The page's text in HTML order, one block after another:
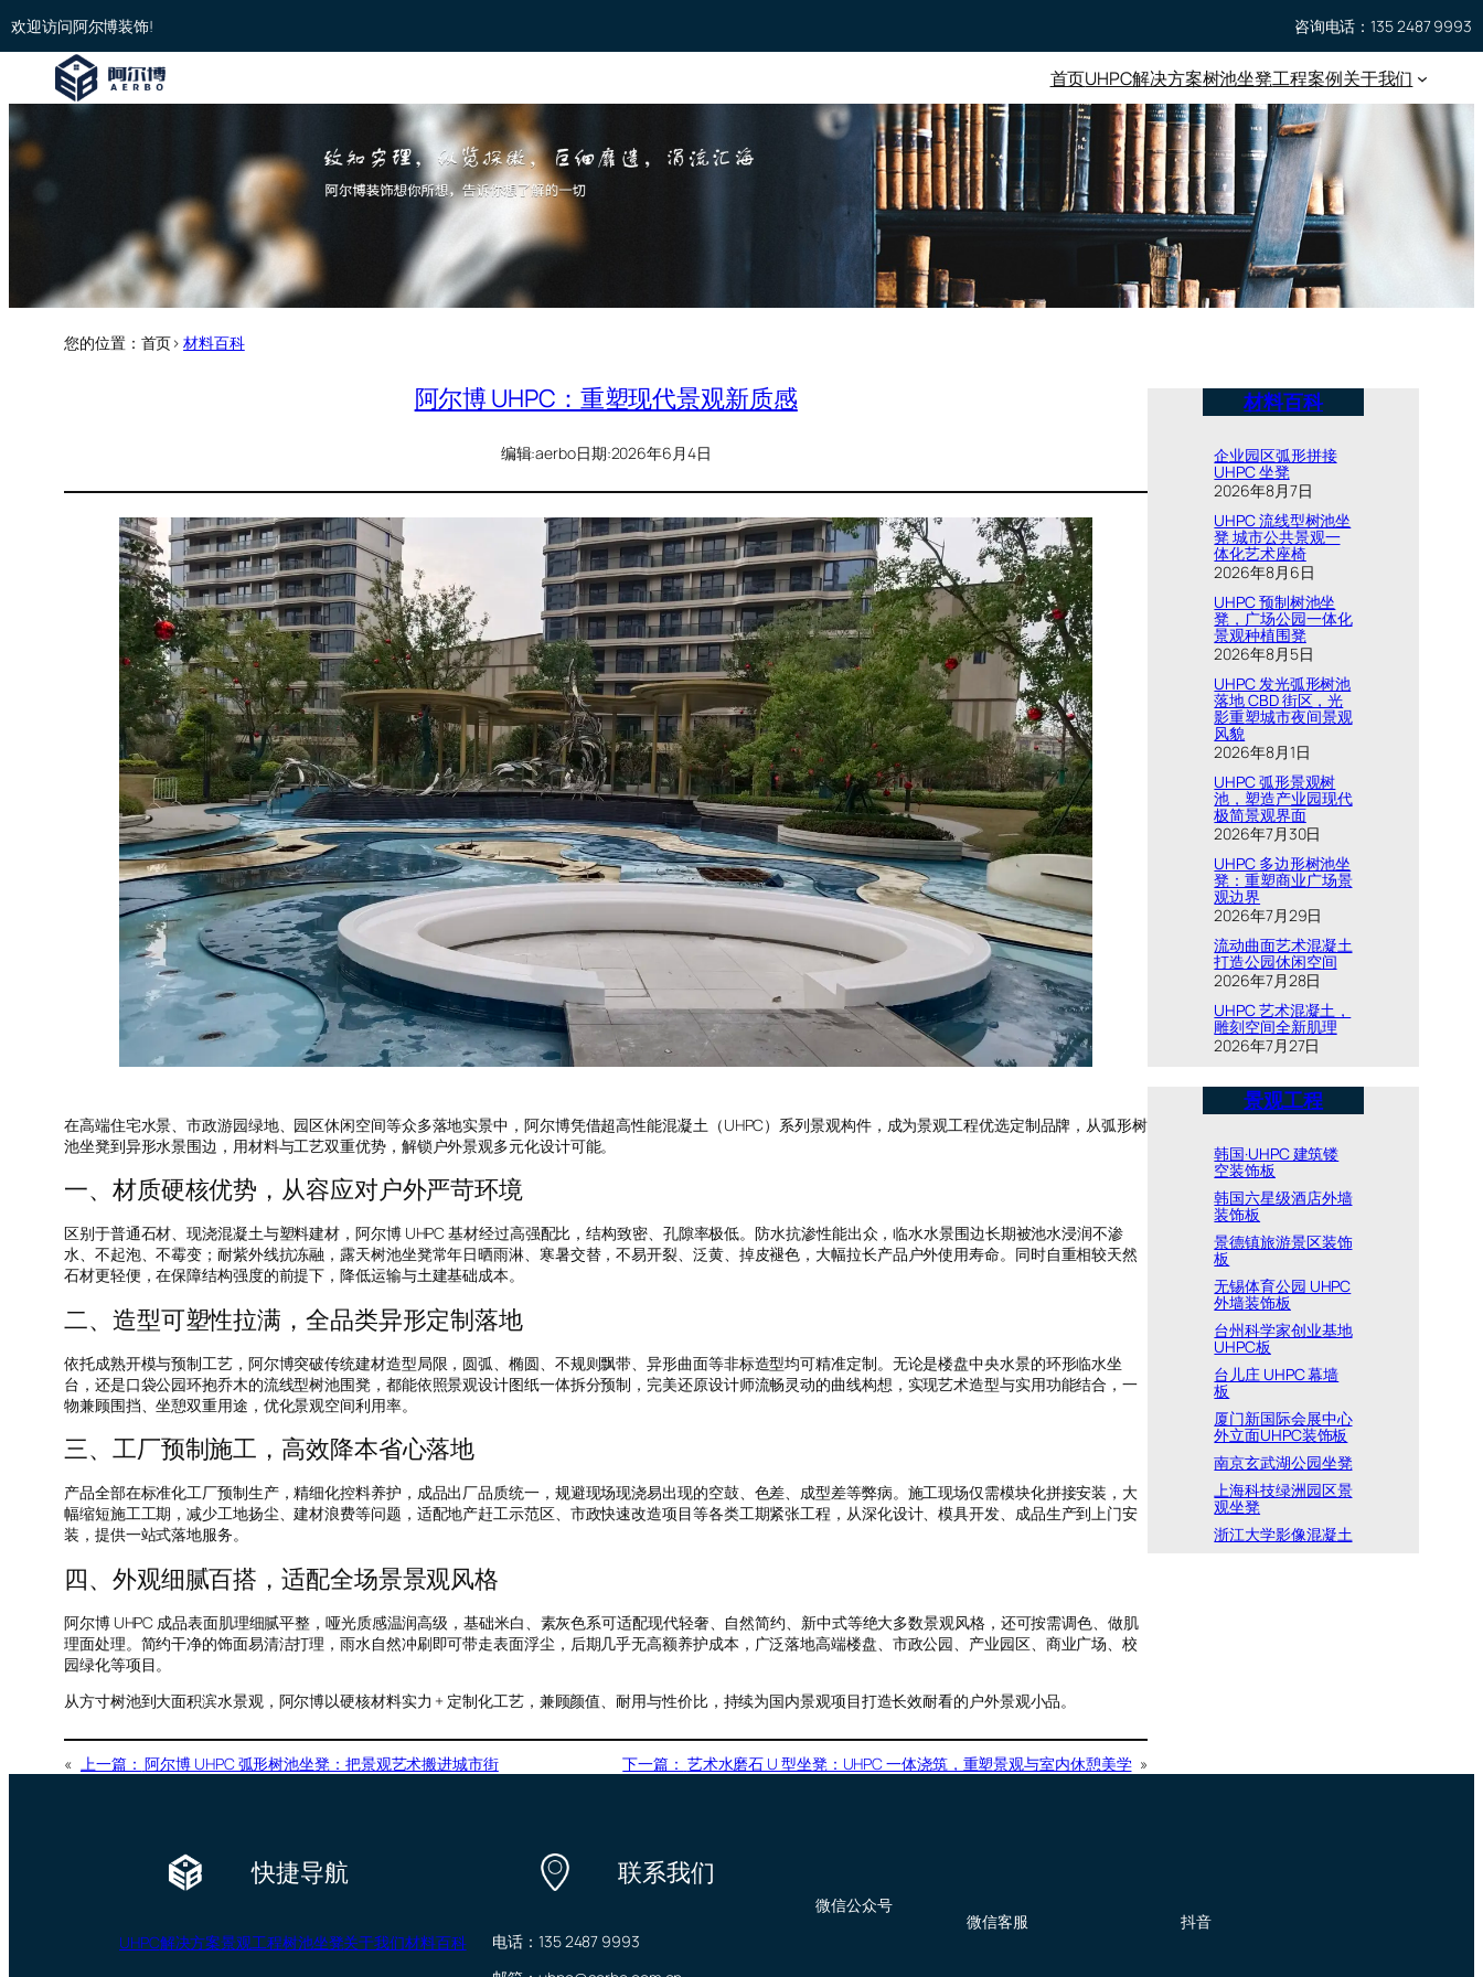
欢迎访问阿尔博装饰! 咨询电话：135 2487 9993
首页UHPC解决方案树池坐凳工程案例关于我们
您的位置：首页>材料百科
阿尔博 UHPC：重塑现代景观新质感
编辑:aerbo日期:2026年6月4日
在高端住宅水景、市政游园绿地、园区休闲空间等众多落地实景中，阿尔博凭借超高性能混凝土（UHPC）系列景观构件，成为景观工程优选定制品牌，从弧形树
池坐凳到异形水景围边，用材料与工艺双重优势，解锁户外景观多元化设计可能。
一、材质硬核优势，从容应对户外严苛环境
区别于普通石材、现浇混凝土与塑料建材，阿尔博 UHPC 基材经过高强配比，结构致密、孔隙率极低。防水抗渗性能出众，临水水景围边长期被池水浸润不渗
水、不起泡、不霉变；耐紫外线抗冻融，露天树池坐凳常年日晒雨淋、寒暑交替，不易开裂、泛黄、掉皮褪色，大幅拉长产品户外使用寿命。同时自重相较天然
石材更轻便，在保障结构强度的前提下，降低运输与土建基础成本。
二、造型可塑性拉满，全品类异形定制落地
依托成熟开模与预制工艺，阿尔博突破传统建材造型局限，圆弧、椭圆、不规则飘带、异形曲面等非标造型均可精准定制。无论是楼盘中央水景的环形临水坐
台，还是口袋公园环抱乔木的流线型树池围凳，都能依照景观设计图纸一体拆分预制，完美还原设计师流畅灵动的曲线构想，实现艺术造型与实用功能结合，一
物兼顾围挡、坐憩双重用途，优化景观空间利用率。
三、工厂预制施工，高效降本省心落地
产品全部在标准化工厂预制生产，精细化控料养护，成品出厂品质统一，规避现场现浇易出现的空鼓、色差、成型差等弊病。施工现场仅需模块化拼接安装，大
幅缩短施工工期，减少工地扬尘、建材浪费等问题，适配地产赶工示范区、市政快速改造项目等各类工期紧张工程，从深化设计、模具开发、成品生产到上门安
装，提供一站式落地服务。
四、外观细腻百搭，适配全场景景观风格
阿尔博 UHPC 成品表面肌理细腻平整，哑光质感温润高级，基础米白、素灰色系可适配现代轻奢、自然简约、新中式等绝大多数景观风格，还可按需调色、做肌
理面处理。简约干净的饰面易清洁打理，雨水自然冲刷即可带走表面浮尘，后期几乎无高额养护成本，广泛落地高端楼盘、市政公园、产业园区、商业广场、校
园绿化等项目。
从方寸树池到大面积滨水景观，阿尔博以硬核材料实力 + 定制化工艺，兼顾颜值、耐用与性价比，持续为国内景观项目打造长效耐看的户外景观小品。
« 上一篇： 阿尔博 UHPC 弧形树池坐凳：把景观艺术搬进城市街 下一篇： 艺术水磨石 U 型坐凳：UHPC 一体浇筑，重塑景观与室内休憩美学 »
材料百科
企业园区弧形拼接
UHPC 坐凳
2026年8月7日
UHPC 流线型树池坐
凳 城市公共景观一
体化艺术座椅
2026年8月6日
UHPC 预制树池坐
凳，广场公园一体化
景观种植围凳
2026年8月5日
UHPC 发光弧形树池
落地 CBD 街区，光
影重塑城市夜间景观
风貌
2026年8月1日
UHPC 弧形景观树
池，塑造产业园现代
极简景观界面
2026年7月30日
UHPC 多边形树池坐
凳：重塑商业广场景
观边界
2026年7月29日
流动曲面艺术混凝土
打造公园休闲空间
2026年7月28日
UHPC 艺术混凝土，
雕刻空间全新肌理
2026年7月27日
景观工程
韩国·UHPC 建筑镂
空装饰板
韩国六星级酒店外墙
装饰板
景德镇旅游景区装饰
板
无锡体育公园 UHPC
外墙装饰板
台州科学家创业基地
UHPC板
台儿庄 UHPC 幕墙
板
厦门新国际会展中心
外立面UHPC装饰板
南京玄武湖公园坐凳
上海科技绿洲园区景
观坐凳
浙江大学影像混凝土
快捷导航
UHPC解决方案景观工程树池坐凳关于我们材料百科
联系我们
电话：135 2487 9993
微信公众号
微信客服 抖音